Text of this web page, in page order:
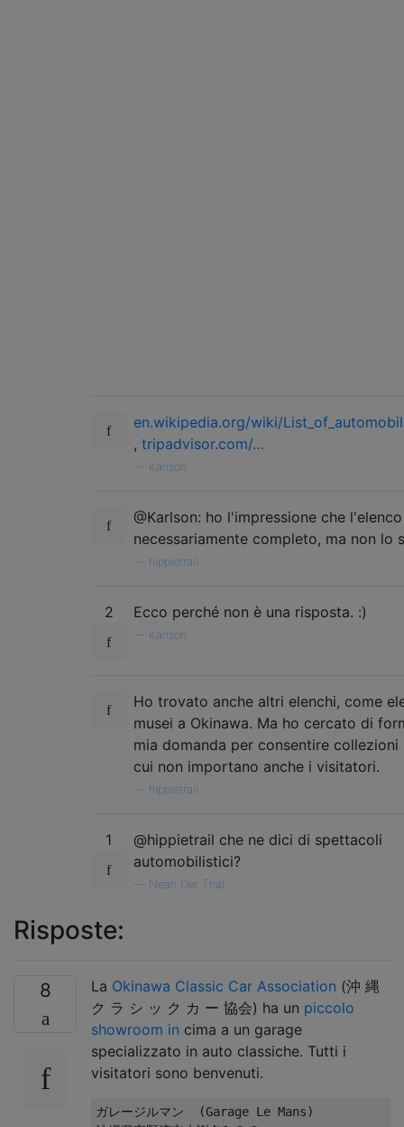
en.wikipedia.org/wiki/
, tripadvisor.com/…
Karlson
@Karlson: ho l'impressione che
necessariamente completo, ma non lo
hippietrail
2 Ecco perché non è una risposta. :)
Karlson
Ho trovato anche altri elenchi, come
musei a Okinawa. Ma ho cercato di
mia domanda per consentire collezioni
cui non importano anche i visitatori.
hippietrail
1
@hippietrail che ne dici di spettacoli
automobilistici?
Nean Der Thal
Risposte:
8 La Okinawa Classic Car Association (沖 縄
ク ラ シ ッ ク カ ー 協会) ha un piccolo
showroom in cima a un garage
specializzato in auto classiche. Tutti i
visitatori sono benvenuti.
ガレージルマン  (Garage Le Mans)